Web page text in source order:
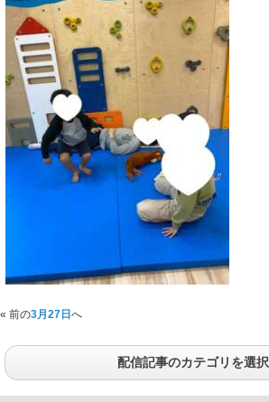
« 前の3月27日 へ
配信記事のカテゴリを選択